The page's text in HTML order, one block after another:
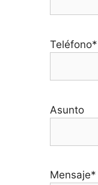
Teléfono*
Asunto
Mensaje*